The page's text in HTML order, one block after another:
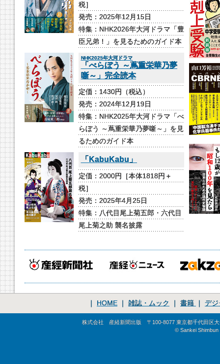
税］
発売：2025年12月15日
特集：NHK2026年大河ドラマ「豊
臣兄弟！」を見るためのガイド本
NHK2025年大河ドラマ
「べらぼう ～蔦重栄華乃夢
噺～」完全読本
定価：1430円（税込）
発売：2024年12月19日
特集：NHK2025年大河ドラマ「べ
らぼう ～蔦重栄華乃夢噺～」を見
るためのガイド本
「KabuKabu」
定価：2000円［本体1818円＋
税］
発売：2025年4月25日
特集：八代目尾上菊五郎・六代目
尾上菊之助 襲名披露
HOME 雑誌・ムック 書籍 デ
株式会社 産経新聞出版 〒100-8077 東京都千代田区
© Sankei Shimbun